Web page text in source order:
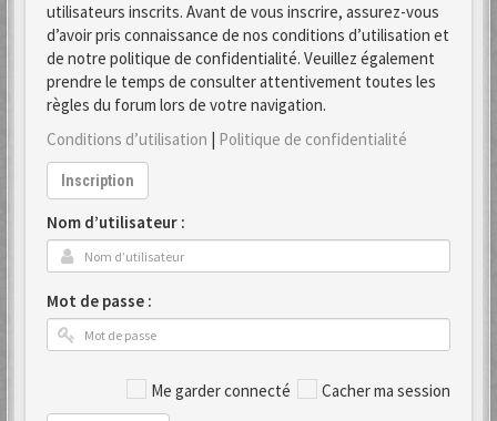
utilisateurs inscrits. Avant de vous inscrire, assurez-vous
d’avoir pris connaissance de nos conditions d’utilisation et
de notre politique de confidentialité. Veuillez également
prendre le temps de consulter attentivement toutes les
règles du forum lors de votre navigation.
Conditions d’utilisation | Politique de confidentialité
Inscription
Nom d’utilisateur :
Mot de passe :
Me garder connecté Cacher ma session